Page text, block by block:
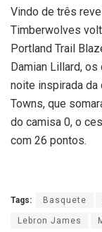
Vindo de três
Timberwolves
Portland Trail
Damian Lillard,
noite inspirada da
Towns, que
do camisa 0, o
com 26 pontos.
Tags: Basquete
Lebron James